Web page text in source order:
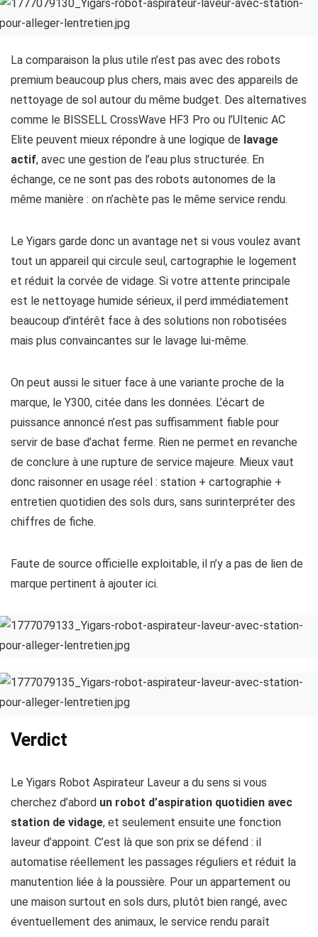
La comparaison la plus utile n’est pas avec des robots
premium beaucoup plus chers, mais avec des appareils de
nettoyage de sol autour du même budget. Des alternatives
comme le BISSELL CrossWave HF3 Pro ou l’Ultenic AC
Elite peuvent mieux répondre à une logique de lavage
actif, avec une gestion de l’eau plus structurée. En
échange, ce ne sont pas des robots autonomes de la
même manière : on n’achète pas le même service rendu.
Le Yigars garde donc un avantage net si vous voulez avant
tout un appareil qui circule seul, cartographie le logement
et réduit la corvée de vidage. Si votre attente principale
est le nettoyage humide sérieux, il perd immédiatement
beaucoup d’intérêt face à des solutions non robotisées
mais plus convaincantes sur le lavage lui-même.
On peut aussi le situer face à une variante proche de la
marque, le Y300, citée dans les données. L’écart de
puissance annoncé n’est pas suffisamment fiable pour
servir de base d’achat ferme. Rien ne permet en revanche
de conclure à une rupture de service majeure. Mieux vaut
donc raisonner en usage réel : station + cartographie +
entretien quotidien des sols durs, sans surinterpréter des
chiffres de fiche.
Faute de source officielle exploitable, il n’y a pas de lien de
marque pertinent à ajouter ici.
Verdict
Le Yigars Robot Aspirateur Laveur a du sens si vous
cherchez d’abord un robot d’aspiration quotidien avec
station de vidage, et seulement ensuite une fonction
laveur d’appoint. C’est là que son prix se défend : il
automatise réellement les passages réguliers et réduit la
manutention liée à la poussière. Pour un appartement ou
une maison surtout en sols durs, plutôt bien rangé, avec
éventuellement des animaux, le service rendu paraît